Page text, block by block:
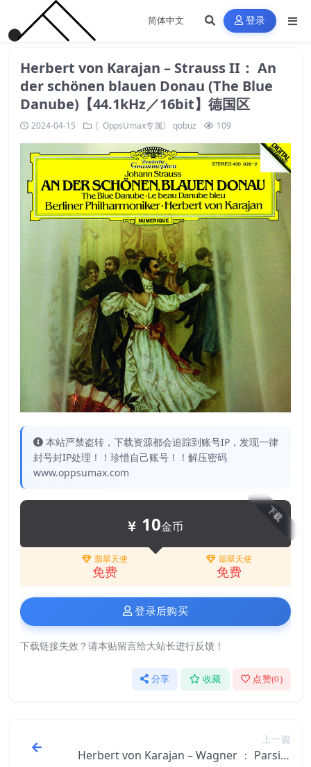
登录
Herbert von Karajan – Strauss II： An
der schönen blauen Donau (The Blue
Danube)【44.1kHz／16bit】德国区
2024-04-15 〖OppsUmax专属〗 qobuz 109
本站严禁盗转，下载资源都会追踪到账号IP，发现一律
封号封IP处理！！珍惜自己账号！！解压密码
www.oppsumax.com
下载
10金币
翡翠天使
免费
翡翠天使
免费
登录后购买
下载链接失效？请本贴留言给大站长进行反馈！
分享 收藏 点赞(0)
上一篇
Herbert von Karajan – Wagner ： Parsifa